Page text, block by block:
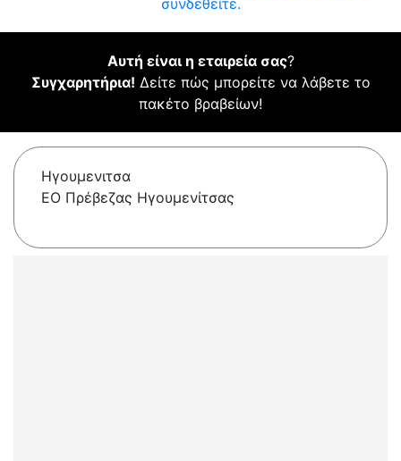
συνδεθείτε.
Αυτή είναι η εταιρεία σας?
Συγχαρητήρια! Δείτε πώς μπορείτε να λάβετε το
πακέτο βραβείων!
Ηγουμενιτσα
ΕΟ Πρέβεζας Ηγουμενίτσας